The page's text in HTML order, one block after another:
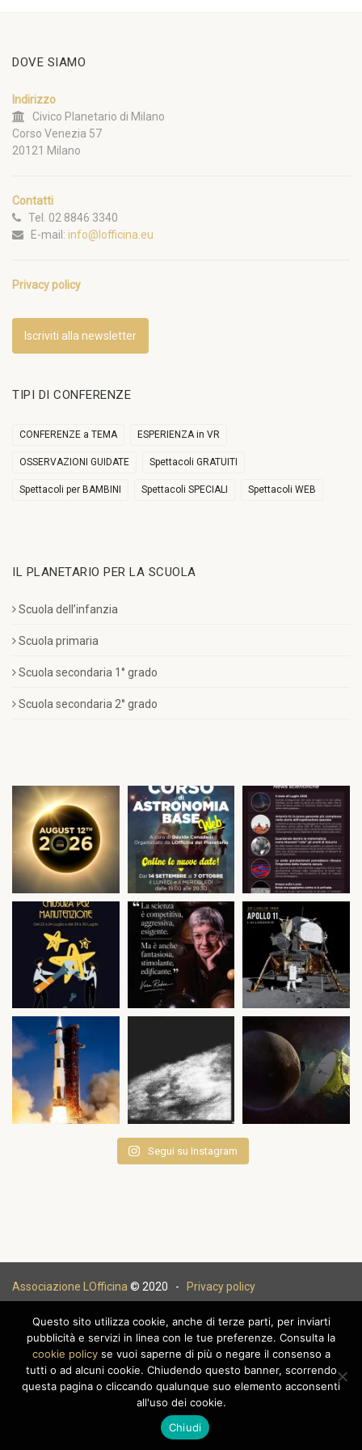
DOVE SIAMO
Indirizzo
Civico Planetario di Milano
Corso Venezia 57
20121 Milano
Contatti
Tel. 02 8846 3340
E-mail: info@lofficina.eu
Privacy policy
Iscriviti alla newsletter
TIPI DI CONFERENZE
CONFERENZE a TEMA ESPERIENZA in VR
OSSERVAZIONI GUIDATE Spettacoli GRATUITI
Spettacoli per BAMBINI Spettacoli SPECIALI Spettacoli WEB
IL PLANETARIO PER LA SCUOLA
Scuola dell’infanzia
Scuola primaria
Scuola secondaria 1° grado
Scuola secondaria 2° grado
Segui su Instagram
Associazione LOfficina © 2020 - Privacy policy
Questo sito utilizza cookie, anche di terze parti, per inviarti
pubblicità e servizi in linea con le tue preferenze. Consulta la
cookie policyse vuoi saperne di più o negare il consenso a
tutti o ad alcuni cookie. Chiudendo questo banner, scorrendo
questa pagina o cliccando qualunque suo elemento acconsenti
all'uso dei cookie.
Chiudi